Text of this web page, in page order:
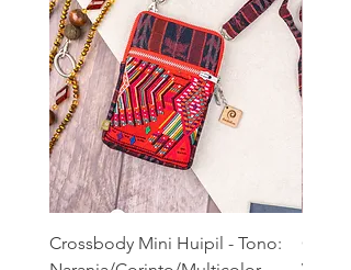
Crossbody Mini Huipil - Tono: